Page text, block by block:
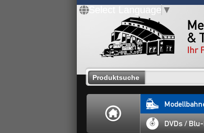
Select Language ▼
Produktsuche
DVDs /